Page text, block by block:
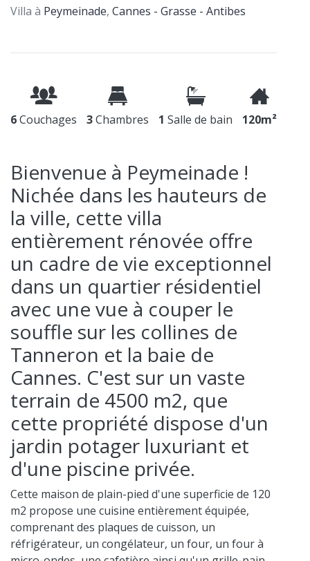
Villa à Peymeinade, Cannes - Grasse - Antibes
6Couchages 3Chambres 1 Salle de bain 120m²
Bienvenue à Peymeinade !
Nichée dans les hauteurs de
la ville, cette villa
entièrement rénovée offre
un cadre de vie exceptionnel
dans un quartier résidentiel
avec une vue à couper le
souffle sur les collines de
Tanneron et la baie de
Cannes. C'est sur un vaste
terrain de 4500 m2, que
cette propriété dispose d'un
jardin potager luxuriant et
d'une piscine privée.
Cette maison de plain-pied d'une superficie de 120
m2 propose une cuisine entièrement équipée,
comprenant des plaques de cuisson, un
réfrigérateur, un congélateur, un four, un four à